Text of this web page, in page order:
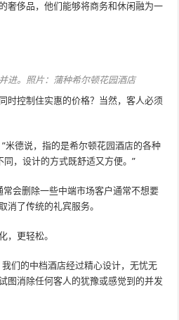
奢侈品，他们能够将商务和休闲融为一
进。照片：蒲种希尔顿花园酒店
时控制住实惠的价格？当然，客人必须
米德说，指的是希尔顿花园酒店的各种
同，设计的方式既舒适又方便。”
会删除一些中端市场客户通常不想要
消了传统的礼宾服务。
，更轻松。
们的中档酒店经过精心设计，无忧无
图消除任何客人的犹豫或感觉到的并发